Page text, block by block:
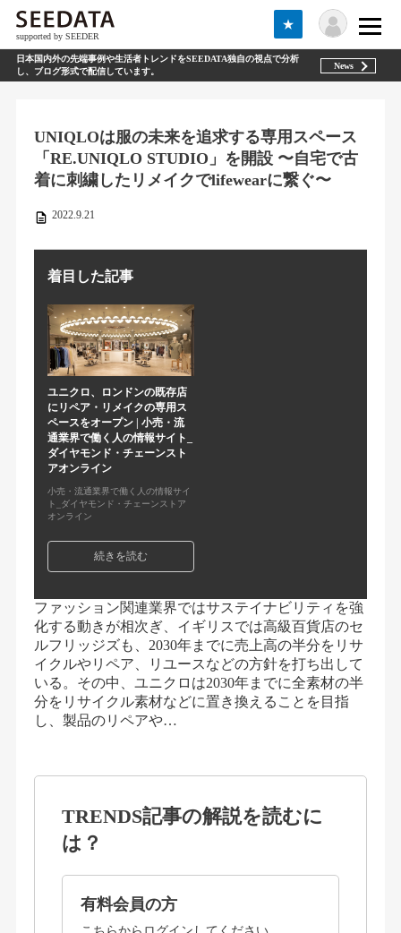
supported by SEEDER
★
日本国内外の先端事例や生活者トレンドをSEEDATA独自の視点で分析
し、ブログ形式で配信しています。
News
UNIQLOは服の未来を追求する専用スペース
「RE.UNIQLO STUDIO」を開設 〜自宅で古
着に刺繍したリメイクでlifewearに繋ぐ〜
2022.9.21
着目した記事
ユニクロ、ロンドンの既存店
にリペア・リメイクの専用ス
ペースをオープン | 小売・流
通業界で働く人の情報サイト_
ダイヤモンド・チェーンスト
アオンライン
小売・流通業界で働く人の情報サイ
ト_ダイヤモンド・チェーンストア
オンライン
続きを読む
ファッション関連業界ではサステイナビリティを強
化する動きが相次ぎ、イギリスでは高級百貨店のセ
ルフリッジズも、2030年までに売上高の半分をリサ
イクルやリペア、リユースなどの方針を打ち出して
いる。その中、ユニクロは2030年までに全素材の半
分をリサイクル素材などに置き換えることを目指
し、製品のリペアや…
TRENDS記事の解説を読むに
は？
有料会員の方